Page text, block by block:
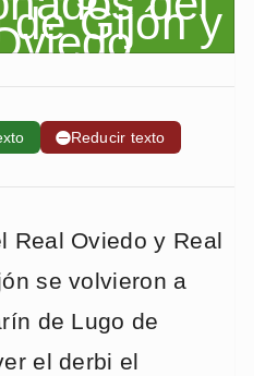
➖Reducir texto
Real Oviedo y Real
se volvieron a
de Lugo de
el derbi el